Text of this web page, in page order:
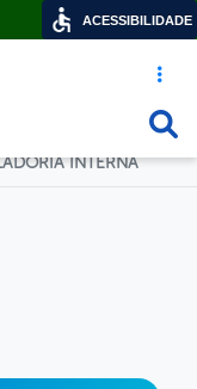
Acesso
INTERNA
ACESSIBILIDADE